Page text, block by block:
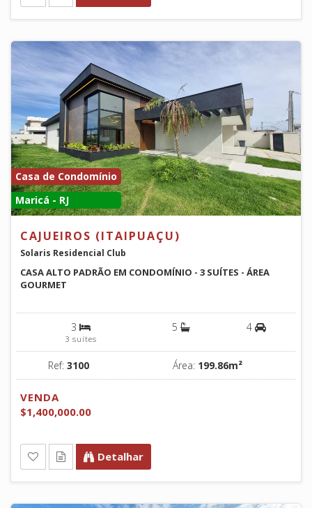
Casa de Condomínio
Maricá - RJ
CAJUEIROS (ITAIPUAÇU)
Solaris Residencial Club
CASA ALTO PADRÃO EM CONDOMÍNIO - 3 SUÍTES - ÁREA
GOURMET
3
3 suítes
5 4
Ref: 3100 Área: 199.86m²
VENDA
$1,400,000.00
Detalhar